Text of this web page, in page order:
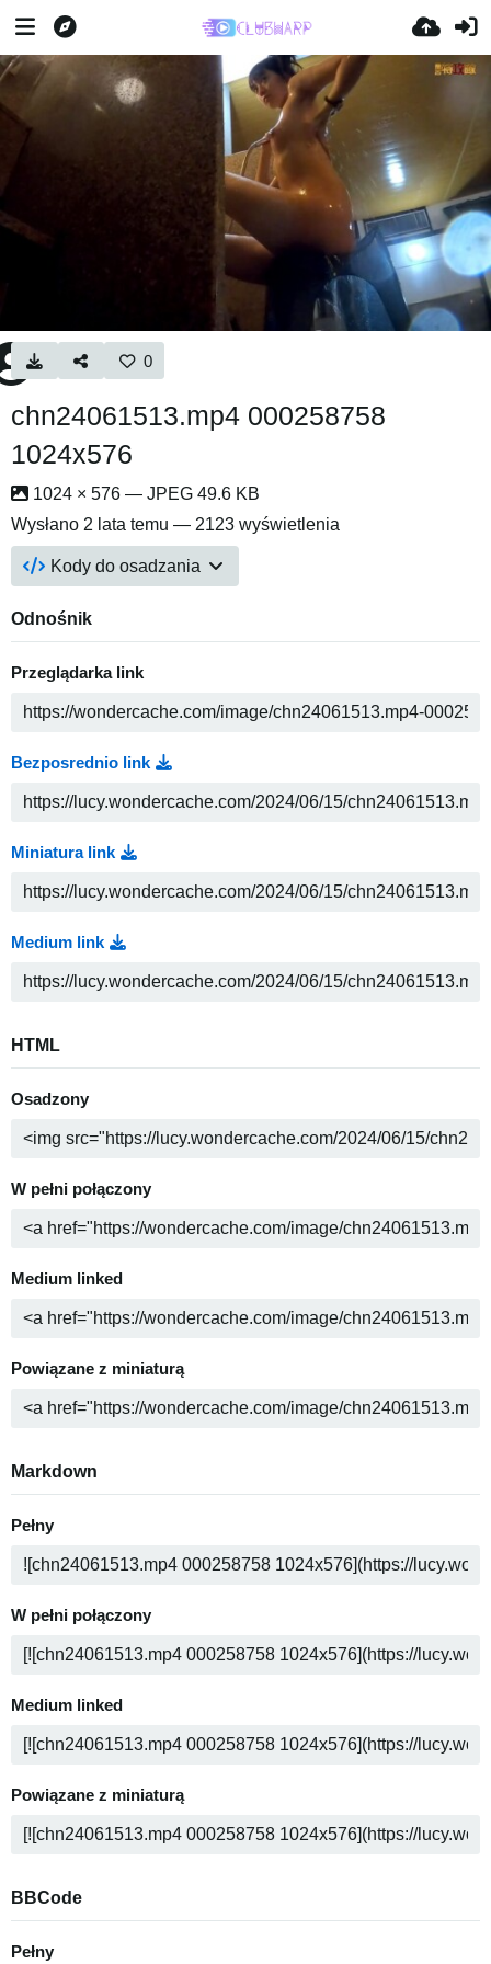
0
chn24061513.mp4 000258758
1024x576
1024 × 576 — JPEG 49.6 KB
Wysłano 2 lata temu — 2123 wyświetlenia
Kody do osadzania
Odnośnik
Przeglądarka link
Bezposrednio link
Miniatura link
Medium link
HTML
Osadzony
W pełni połączony
Medium linked
Powiązane z miniaturą
Markdown
Pełny
W pełni połączony
Medium linked
Powiązane z miniaturą
BBCode
Pełny